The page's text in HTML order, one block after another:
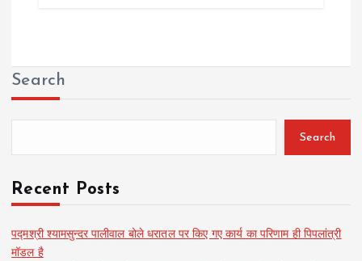
Search
Search
Recent Posts
पद्मश्री श्यामसुन्दर पालीवाल बोले धरातल पर किए गए कार्य का परिणाम ही पिपलांत्री
मॉडल है